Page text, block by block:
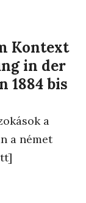
Kontext
in der
1884 bis
a
a német